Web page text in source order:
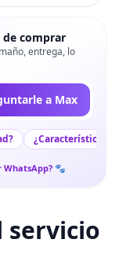
de comprar
entrega, lo
a Max
¿Características
🐾
servicio